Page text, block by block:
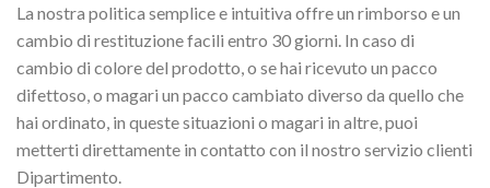
La nostra politica semplice e intuitiva offre un rimborso e un
cambio di restituzione facili entro 30 giorni. In caso di
cambio di colore del prodotto, o se hai ricevuto un pacco
difettoso, o magari un pacco cambiato diverso da quello che
hai ordinato, in queste situazioni o magari in altre, puoi
metterti direttamente in contatto con il nostro servizio clienti
Dipartimento.